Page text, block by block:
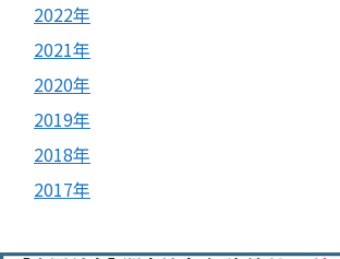
2022年
2021年
2020年
2019年
2018年
2017年